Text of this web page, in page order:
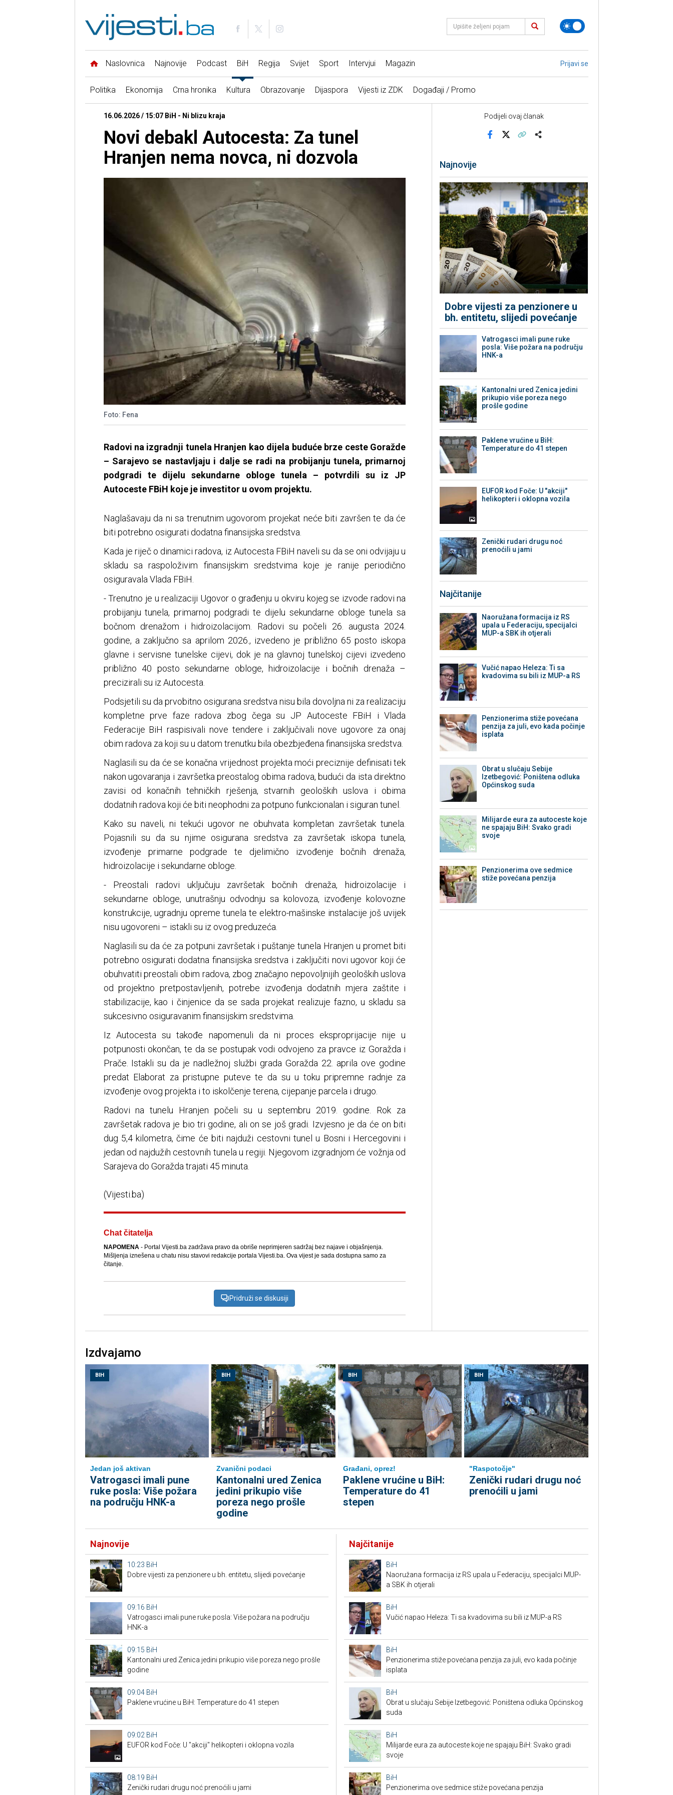
Naslovnica Najnovije Podcast BiH Regija Svijet Sport Intervjui Magazin Prijavi se
Politika Ekonomija Crna hronika Kultura Obrazovanje Dijaspora Vijesti iz ZDK Događaji / Promo
16.06.2026 / 15:07 BiH - Ni blizu kraja
Novi debakl Autocesta: Za tunel
Hranjen nema novca, ni dozvola
Foto: Fena
Radovi na izgradnji tunela Hranjen kao dijela buduće brze ceste Goražde
– Sarajevo se nastavljaju i dalje se radi na probijanju tunela, primarnoj
podgradi te dijelu sekundarne obloge tunela – potvrdili su iz JP
Autoceste FBiH koje je investitor u ovom projektu.
Naglašavaju da ni sa trenutnim ugovorom projekat neće biti završen te da će
biti potrebno osigurati dodatna finansijska sredstva.
Kada je riječ o dinamici radova, iz Autocesta FBiH naveli su da se oni odvijaju u
skladu sa raspoloživim finansijskim sredstvima koje je ranije periodično
osiguravala Vlada FBiH.
- Trenutno je u realizaciji Ugovor o građenju u okviru kojeg se izvode radovi na
probijanju tunela, primarnoj podgradi te dijelu sekundarne obloge tunela sa
bočnom drenažom i hidroizolacijom. Radovi su počeli 26. augusta 2024.
godine, a zaključno sa aprilom 2026., izvedeno je približno 65 posto iskopa
glavne i servisne tunelske cijevi, dok je na glavnoj tunelskoj cijevi izvedeno
približno 40 posto sekundarne obloge, hidroizolacije i bočnih drenaža –
precizirali su iz Autocesta.
Podsjetili su da prvobitno osigurana sredstva nisu bila dovoljna ni za realizaciju
kompletne prve faze radova zbog čega su JP Autoceste FBiH i Vlada
Federacije BiH raspisivali nove tendere i zaključivali nove ugovore za onaj
obim radova za koji su u datom trenutku bila obezbjeđena finansijska sredstva.
Naglasili su da će se konačna vrijednost projekta moći preciznije definisati tek
nakon ugovaranja i završetka preostalog obima radova, budući da ista direktno
zavisi od konačnih tehničkih rješenja, stvarnih geoloških uslova i obima
dodatnih radova koji će biti neophodni za potpuno funkcionalan i siguran tunel.
Kako su naveli, ni tekući ugovor ne obuhvata kompletan završetak tunela.
Pojasnili su da su njime osigurana sredstva za završetak iskopa tunela,
izvođenje primarne podgrade te djelimično izvođenje bočnih drenaža,
hidroizolacije i sekundarne obloge.
- Preostali radovi uključuju završetak bočnih drenaža, hidroizolacije i
sekundarne obloge, unutrašnju odvodnju sa kolovoza, izvođenje kolovozne
konstrukcije, ugradnju opreme tunela te elektro-mašinske instalacije još uvijek
nisu ugovoreni – istakli su iz ovog preduzeća.
Naglasili su da će za potpuni završetak i puštanje tunela Hranjen u promet biti
potrebno osigurati dodatna finansijska sredstva i zaključiti novi ugovor koji će
obuhvatiti preostali obim radova, zbog značajno nepovoljnijih geoloških uslova
od projektno pretpostavljenih, potrebe izvođenja dodatnih mjera zaštite i
stabilizacije, kao i činjenice da se sada projekat realizuje fazno, u skladu sa
sukcesivno osiguravanim finansijskim sredstvima.
Iz Autocesta su takođe napomenuli da ni proces eksproprijacije nije u
potpunosti okončan, te da se postupak vodi odvojeno za pravce iz Goražda i
Prače. Istakli su da je nadležnoj službi grada Goražda 22. aprila ove godine
predat Elaborat za pristupne puteve te da su u toku pripremne radnje za
izvođenje ovog projekta i to iskolčenje terena, cijepanje parcela i drugo.
Radovi na tunelu Hranjen počeli su u septembru 2019. godine. Rok za
završetak radova je bio tri godine, ali on se još gradi. Izvjesno je da će on biti
dug 5,4 kilometra, čime će biti najduži cestovni tunel u Bosni i Hercegovini i
jedan od najdužih cestovnih tunela u regiji. Njegovom izgradnjom će vožnja od
Sarajeva do Goražda trajati 45 minuta.
(Vijesti.ba)
Chat čitatelja
NAPOMENA- Portal Vijesti.ba zadržava pravo da obriše neprimjeren sadržaj bez najave i objašnjenja.
Mišljenja iznešena u chatu nisu stavovi redakcije portala Vijesti.ba. Ova vijest je sada dostupna samo za
čitanje.
Pridruži se diskusiji
Podijeli ovaj članak
Najnovije
Dobre vijesti za penzionere u
bh. entitetu, slijedi povećanje
Vatrogasci imali pune ruke
posla: Više požara na području
HNK-a
Kantonalni ured Zenica jedini
prikupio više poreza nego
prošle godine
Paklene vrućine u BiH:
Temperature do 41 stepen
EUFOR kod Foče: U "akciji"
helikopteri i oklopna vozila
Zenički rudari drugu noć
prenoćili u jami
Najčitanije
Naoružana formacija iz RS
upala u Federaciju, specijalci
MUP-a SBK ih otjerali
Vučić napao Heleza: Ti sa
kvadovima su bili iz MUP-a RS
Penzionerima stiže povećana
penzija za juli, evo kada počinje
isplata
Obrat u slučaju Sebije
Izetbegović: Poništena odluka
Općinskog suda
Milijarde eura za autoceste koje
ne spajaju BiH: Svako gradi
svoje
Penzionerima ove sedmice
stiže povećana penzija
Izdvajamo
BIH
Jedan još aktivan
Vatrogasci imali pune
ruke posla: Više požara
na području HNK-a
BIH
Zvanični podaci
Kantonalni ured Zenica
jedini prikupio više
poreza nego prošle
godine
BIH
Građani, oprez!
Paklene vrućine u BiH:
Temperature do 41
stepen
BIH
"Raspotočje"
Zenički rudari drugu noć
prenoćili u jami
Najnovije
10:23 BiH
Dobre vijesti za penzionere u bh. entitetu, slijedi povećanje
09:16 BiH
Vatrogasci imali pune ruke posla: Više požara na području
HNK-a
09:15 BiH
Kantonalni ured Zenica jedini prikupio više poreza nego prošle
godine
09:04 BiH
Paklene vrućine u BiH: Temperature do 41 stepen
09:02 BiH
EUFOR kod Foče: U "akciji" helikopteri i oklopna vozila
08:19 BiH
Zenički rudari drugu noć prenoćili u jami
Najčitanije
BiH
Naoružana formacija iz RS upala u Federaciju, specijalci MUP-
a SBK ih otjerali
BiH
Vučić napao Heleza: Ti sa kvadovima su bili iz MUP-a RS
BiH
Penzionerima stiže povećana penzija za juli, evo kada počinje
isplata
BiH
Obrat u slučaju Sebije Izetbegović: Poništena odluka Općinskog
suda
BiH
Milijarde eura za autoceste koje ne spajaju BiH: Svako gradi
svoje
BiH
Penzionerima ove sedmice stiže povećana penzija